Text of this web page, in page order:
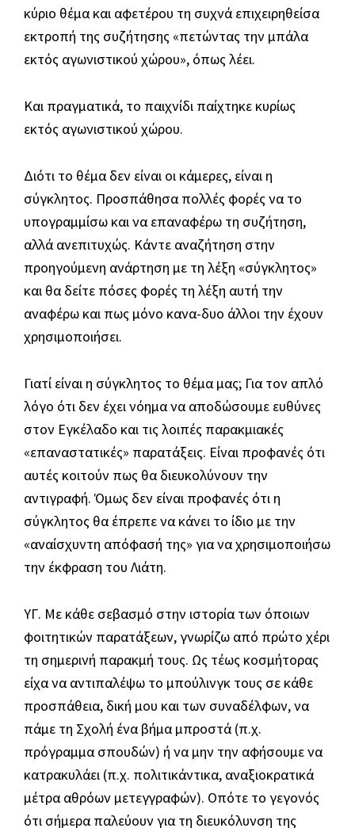
κύριο θέμα και αφετέρου τη συχνά επιχειρηθείσα
εκτροπή της συζήτησης «πετώντας την μπάλα
εκτός αγωνιστικού χώρου», όπως λέει.
Και πραγματικά, το παιχνίδι παίχτηκε κυρίως
εκτός αγωνιστικού χώρου.
Διότι το θέμα δεν είναι οι κάμερες, είναι η
σύγκλητος. Προσπάθησα πολλές φορές να το
υπογραμμίσω και να επαναφέρω τη συζήτηση,
αλλά ανεπιτυχώς. Κάντε αναζήτηση στην
προηγούμενη ανάρτηση με τη λέξη «σύγκλητος»
και θα δείτε πόσες φορές τη λέξη αυτή την
αναφέρω και πως μόνο κανα-δυο άλλοι την έχουν
χρησιμοποιήσει.
Γιατί είναι η σύγκλητος το θέμα μας; Για τον απλό
λόγο ότι δεν έχει νόημα να αποδώσουμε ευθύνες
στον Εγκέλαδο και τις λοιπές παρακμιακές
«επαναστατικές» παρατάξεις. Είναι προφανές ότι
αυτές κοιτούν πως θα διευκολύνουν την
αντιγραφή. Όμως δεν είναι προφανές ότι η
σύγκλητος θα έπρεπε να κάνει το ίδιο με την
«αναίσχυντη απόφασή της» για να χρησιμοποιήσω
την έκφραση του Λιάτη.
ΥΓ. Με κάθε σεβασμό στην ιστορία των όποιων
φοιτητικών παρατάξεων, γνωρίζω από πρώτο χέρι
τη σημερινή παρακμή τους. Ως τέως κοσμήτορας
είχα να αντιπαλέψω το μπούλινγκ τους σε κάθε
προσπάθεια, δική μου και των συναδέλφων, να
πάμε τη Σχολή ένα βήμα μπροστά (π.χ.
πρόγραμμα σπουδών) ή να μην την αφήσουμε να
κατρακυλάει (π.χ. πολιτικάντικα, αναξιοκρατικά
μέτρα αθρόων μετεγγραφών). Οπότε το γεγονός
ότι σήμερα παλεύουν για τη διευκόλυνση της